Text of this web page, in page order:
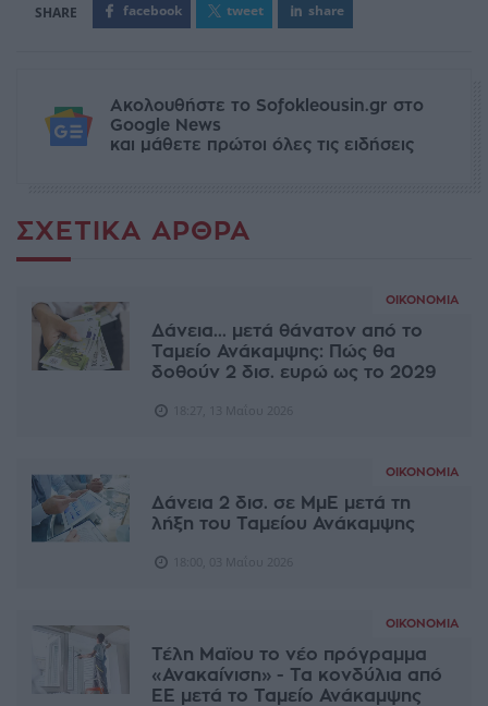
facebook tweet share
Ακολουθήστε το Sofokleousin.gr στο
Google News
και μάθετε πρώτοι όλες τις ειδήσεις
ΣΧΕΤΙΚΆ ΆΡΘΡΑ
ΟΙΚΟΝΟΜΊΑ
Δάνεια... μετά θάνατον από το
Ταμείο Ανάκαμψης: Πώς θα
δοθούν 2 δισ. ευρώ ως το 2029
ΟΙΚΟΝΟΜΊΑ
Δάνεια 2 δισ. σε ΜμΕ μετά τη
λήξη του Ταμείου Ανάκαμψης
ΟΙΚΟΝΟΜΊΑ
Τέλη Μαϊου το νέο πρόγραμμα
«Ανακαίνιση» - Τα κονδύλια από
ΕΕ μετά το Ταμείο Ανάκαμψης